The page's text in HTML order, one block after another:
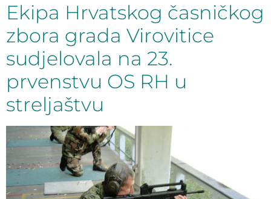
Ekipa Hrvatskog časničkog
zbora grada Virovitice
sudjelovala na 23.
prvenstvu OS RH u
streljaštvu